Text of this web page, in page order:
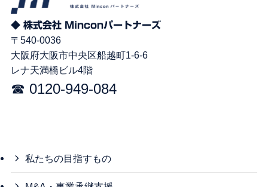
◆ 株式会社 Minconパートナーズ
〒540-0036
大阪府大阪市中央区船越町1-6-6
レナ天満橋ビル4階
☎︎ 0120-949-084
私たちの目指すもの